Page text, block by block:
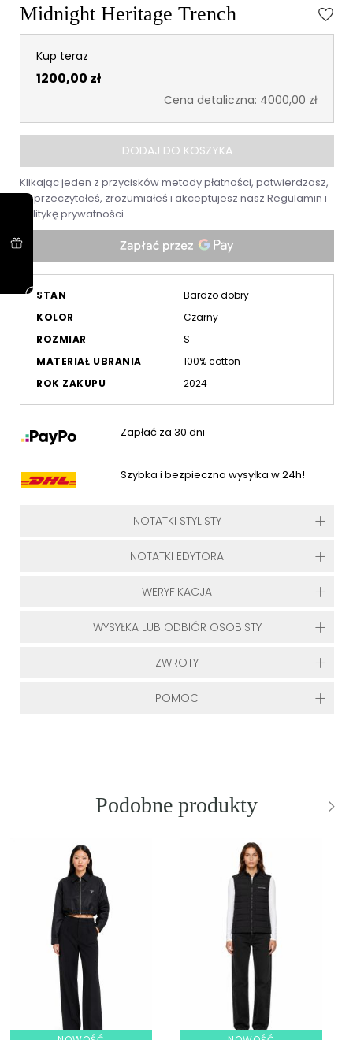
Midnight Heritage Trench
Kup teraz
1200,00 zł
Cena detaliczna: 4000,00 zł
DODAJ DO KOSZYKA
Klikając jeden z przycisków metody płatności, potwierdzasz,
że przeczytałeś, zrozumiałeś i akceptujesz nasz Regulamin i
Politykę prywatności
STAN
Bardzo dobry
KOLOR
Czarny
ROZMIAR
S
MATERIAŁ UBRANIA
100% cotton
ROK ZAKUPU
2024
Zapłać za 30 dni
Szybka i bezpieczna wysyłka w 24h!
NOTATKI STYLISTY
NOTATKI EDYTORA
WERYFIKACJA
WYSYŁKA LUB ODBIÓR OSOBISTY
ZWROTY
POMOC
Podobne produkty